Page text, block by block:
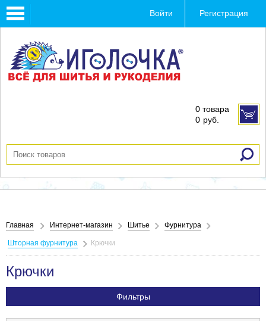
Toggle
navigation
Войти Регистрация
0 товара
0 руб.
Главная Интернет-магазин Шитье Фурнитура
Шторная фурнитура Крючки
Крючки
Фильтры